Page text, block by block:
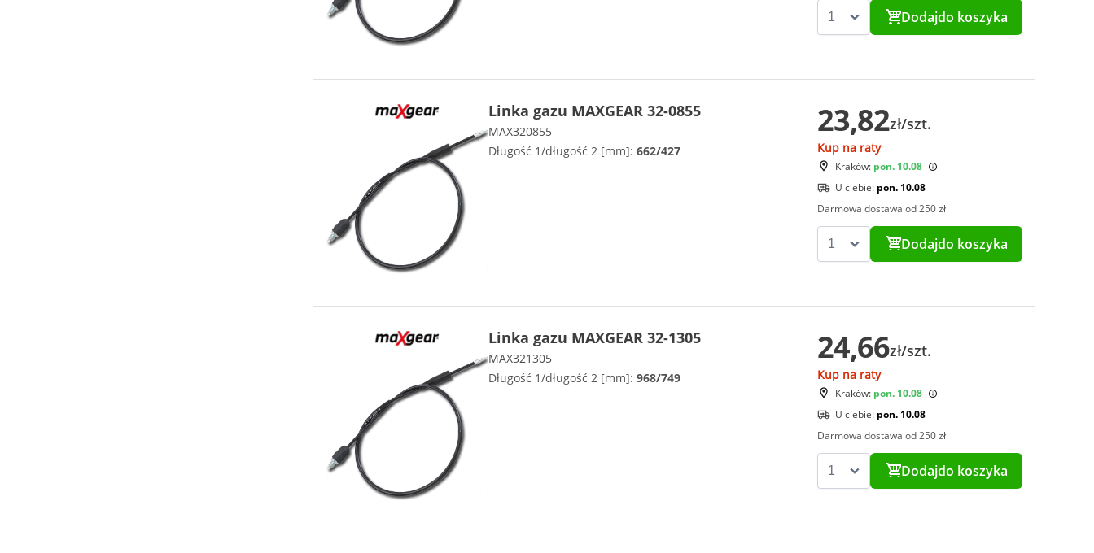
Dodajdo koszyka
Linka gazu MAXGEAR 32-0855
MAX320855
Długość 1/długość 2 [mm]: 662/427
23,82zł/szt.
Kup na raty
Kraków: pon. 10.08
U ciebie: pon. 10.08
Darmowa dostawa od 250 zł
Dodajdo koszyka
Linka gazu MAXGEAR 32-1305
MAX321305
Długość 1/długość 2 [mm]: 968/749
24,66zł/szt.
Kup na raty
Kraków: pon. 10.08
U ciebie: pon. 10.08
Darmowa dostawa od 250 zł
Dodajdo koszyka